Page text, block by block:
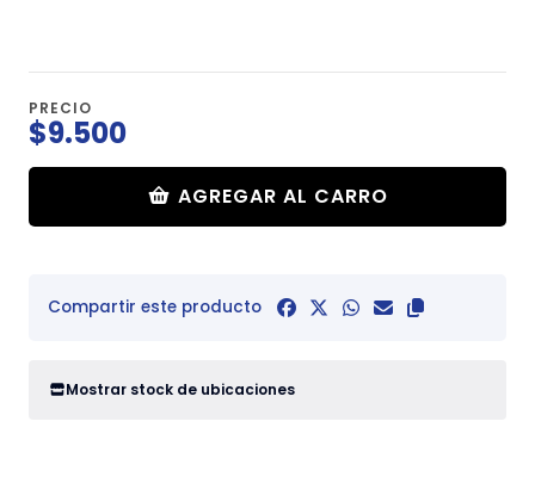
PRECIO
$9.500
AGREGAR AL CARRO
Compartir este producto
Mostrar stock de ubicaciones